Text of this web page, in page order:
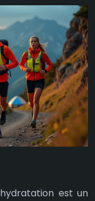
est un